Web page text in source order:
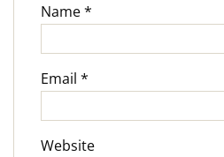
Name*
Email *
Website